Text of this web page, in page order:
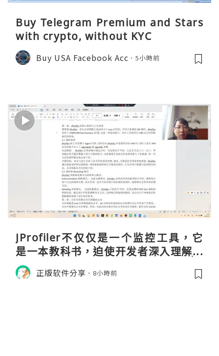
Buy Telegram Premium and Stars
with crypto, without KYC
Buy USA Facebook Acc 5小時前
JProfiler不仅仅是一个监控工具，它
是一本教科书，迫使开发者深入理解JV
M的内存模型、垃圾回收机制和并发原
理。通过直观的可视化数据，它将抽象
正版软件分享 8小時前